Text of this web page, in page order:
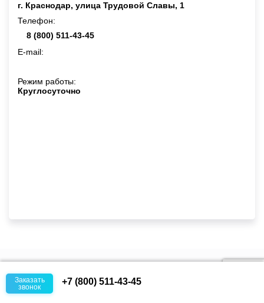
г. Краснодар, улица Трудовой Славы, 1
Телефон:
8 (800) 511-43-45
E-mail:
Режим работы:
Круглосуточно
ЛЕЧЕНИЕ НАРКОМАНИИ
Заказать
звонок
+7 (800) 511-43-45